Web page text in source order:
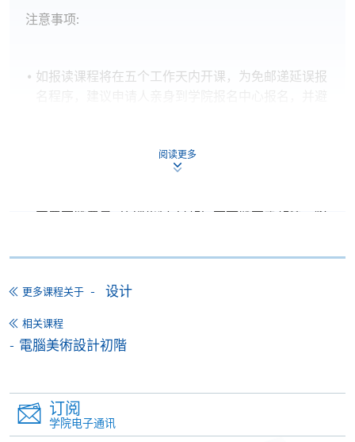
注意事项:
如报读课程将在五个工作天内开课，为免邮递延误报
除由学院裁定的特殊情况（例如课程因报名人数不足
而取消）之外，一切已缴费用概不退还。如获学院批
支票或缴费灵（只限网上付款）方式缴交之款项，将
到支付款项时使用的信用卡户口。
外收费，详情请联络有关学科职员。
学费及学额不得转让他人。一经取录，学员不得转读
其他课程，惟学院对特殊情况，可酌情处理。转读申
人资料，概不负责。
若学员有意申请付款证明书，请把填妥之申请表、贴
阅读更多
更多课程关于 设计
相关课程
電腦美術設計初階
订阅
学院电子通讯